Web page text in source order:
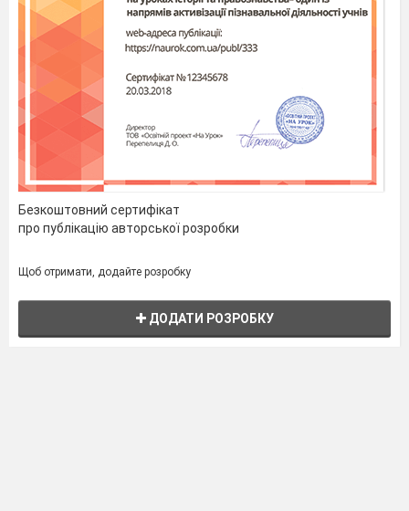
Безкоштовний сертифікат
про публікацію авторської розробки
Щоб отримати, додайте розробку
ДОДАТИ РОЗРОБКУ